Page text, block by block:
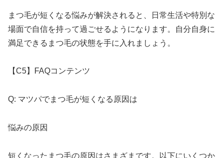
まつ毛が短くなる悩みが解決されると、日常生活や特別な
場面で自信を持って過ごせるようになります。自分自身に
満足できるまつ毛の状態を手に入れましょう。
【C5】FAQコンテンツ
Q: マツパでまつ毛が短くなる原因は
悩みの原因
短くなったまつ毛の原因はさまざまです。以下にいくつか